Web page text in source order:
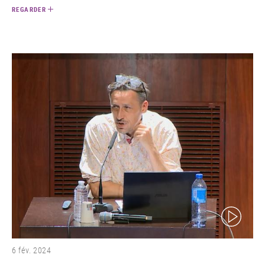
REGARDER
(video)
6 fév. 2024